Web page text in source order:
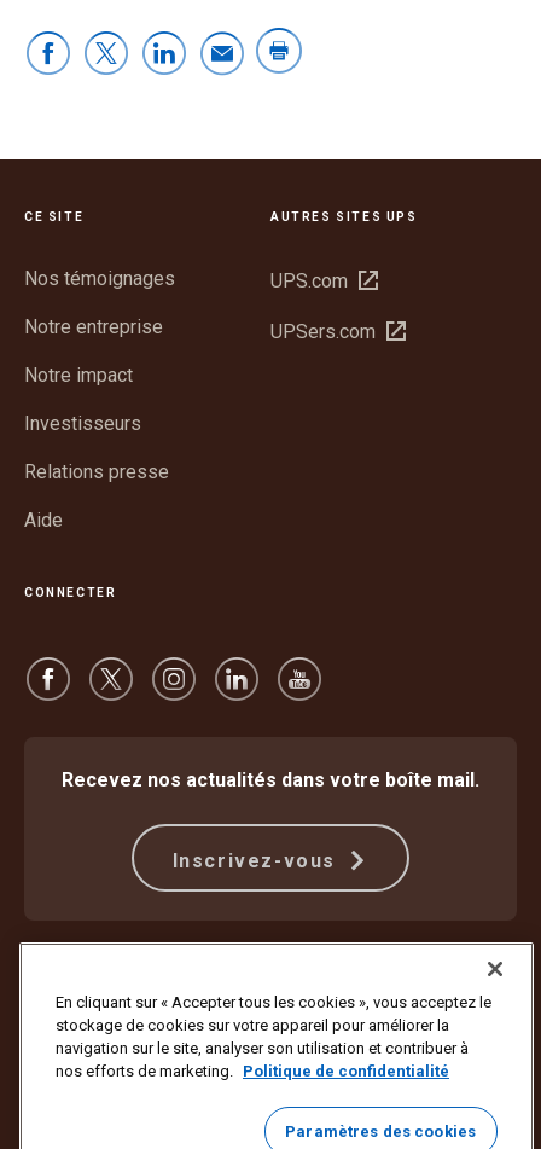
CE SITE
Nos témoignages
Notre entreprise
Notre impact
Investisseurs
Relations presse
Aide
AUTRES SITES UPS
UPS.com Ouvrir
une
UPSers.com Ouvrir
CONNECTER
Recevez nos actualités dans votre boîte mail.
Inscrivez-vous
Paramètres des cookies
Copyright ©1994-2026 United Parcel Service of America, Inc. Tous
droits réservés. Vous ne souhaitez plus recevoir de mises à jour par e-
Se désabonner ici
Pour mettre à jour toutes les autres préférences e-mail d’UPS ou vous
En cliquant sur « Accepter tous les cookies », vous acceptez le
stockage de cookies sur votre appareil pour améliorer la
navigation sur le site, analyser son utilisation et contribuer à
nos efforts de marketing. Politique de confidentialité
Paramètres des cookies